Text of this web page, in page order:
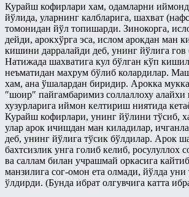
Курайш кофирлари хам, одамларни
йўлида, уларнинг калбларига, шахват
томонидан йўл топишарди. Зинокорга,
дейди, арокхўрга эса, ислом арокдан ман
кишини дарралайди деб, унинг йўлига
Натижада шахватига кул бўлган кўп
неъматидан махрум бўлиб колардилар.
хам, ана ўшалардан биридир. Арокка
″шоир″ пайгамбаримиз соллаллоху алайхи
хузурларига иймон келтириш ниятида
Курайш кофирлари, унинг йўлини тўсиб,
улар арок ичишдан ман киладилар,
деб, унинг йўлига тўсик бўлдилар. Арок
бахтсизлик унга голиб келиб, росулуллох
ва саллам билан учрашмай оркасига
манзилига сог-омон ета олмади, йўлда
ўлдирди. (Бунда ибрат олгувчига катта